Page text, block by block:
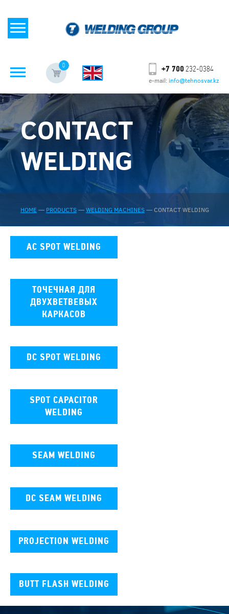
0 +7 700 232-0384
e-mail: info@tehnosvar.kz
CONTACT
WELDING
HOME — PRODUCTS—WELDING MACHINES—CONTACT WELDING
AC SPOT WELDING
ТОЧЕЧНАЯ ДЛЯ
ДВУХВЕТВЕВЫХ
КАРКАСОВ
DC SPOT WELDING
SPOT CAPACITOR
WELDING
SEAM WELDING
DC SEAM WELDING
PROJECTION WELDING
BUTT FLASH WELDING